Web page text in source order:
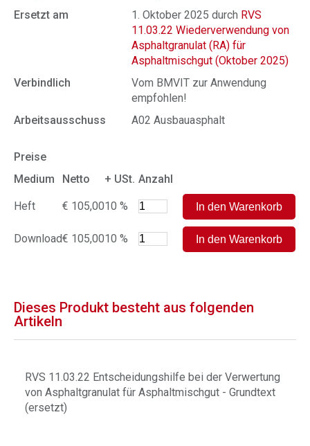
Ersetzt am
1. Oktober 2025 durch RVS
11.03.22 Wiederverwendung von
Asphaltgranulat (RA) für
Asphaltmischgut (Oktober 2025)
Verbindlich
Vom BMVIT zur Anwendung
empfohlen!
Arbeitsausschuss
A02 Ausbauasphalt
Preise
Medium
Netto + USt. Anzahl
Heft € 105,0010 %
Download€ 105,0010 %
Dieses Produkt besteht aus folgenden
Artikeln
RVS 11.03.22 Entscheidungshilfe bei der Verwertung
von Asphaltgranulat für Asphaltmischgut - Grundtext
(ersetzt)